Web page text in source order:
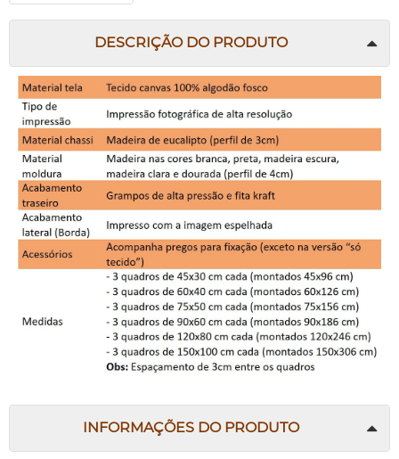
DESCRIÇÃO DO PRODUTO
INFORMAÇÕES DO PRODUTO